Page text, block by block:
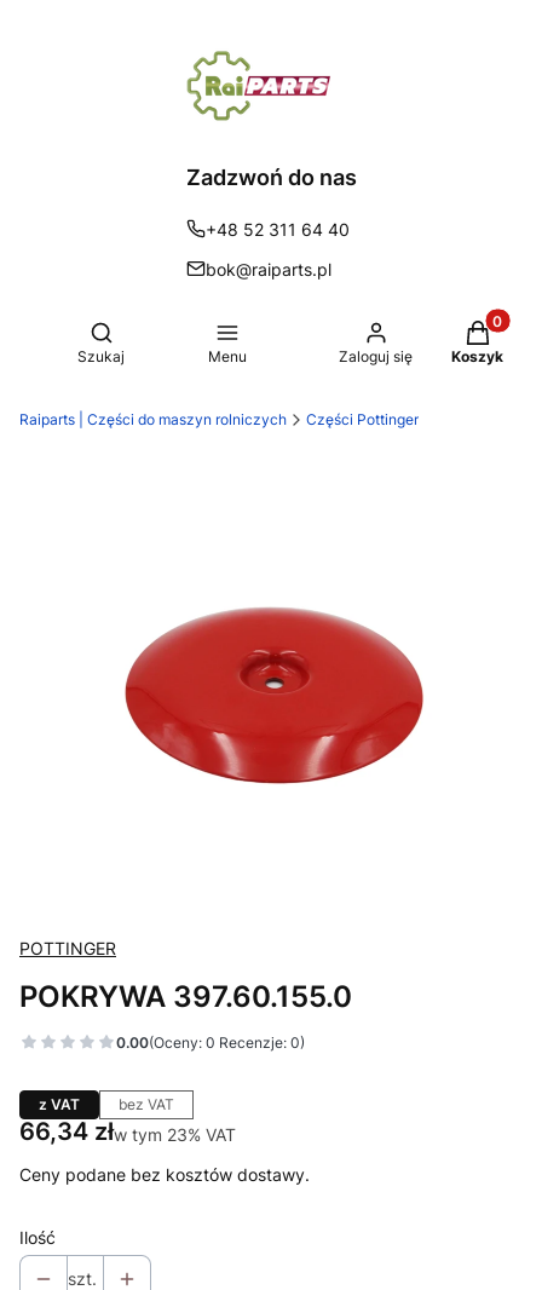
Zadzwoń do nas
+48 52 311 64 40
bok@raiparts.pl
Otwórz wyszukiwarkę
Szukaj Menu Zaloguj się Koszyk
Raiparts | Części do maszyn rolniczych Części Pottinger
POTTINGER
POKRYWA 397.60.155.0
0.00(Oceny: 0 Recenzje: 0)
z VAT bez VAT
Cena
66,34 złw tym 23% VAT
w tym 23% VAT
Ceny podane bez kosztów dostawy.
Ilość
szt.